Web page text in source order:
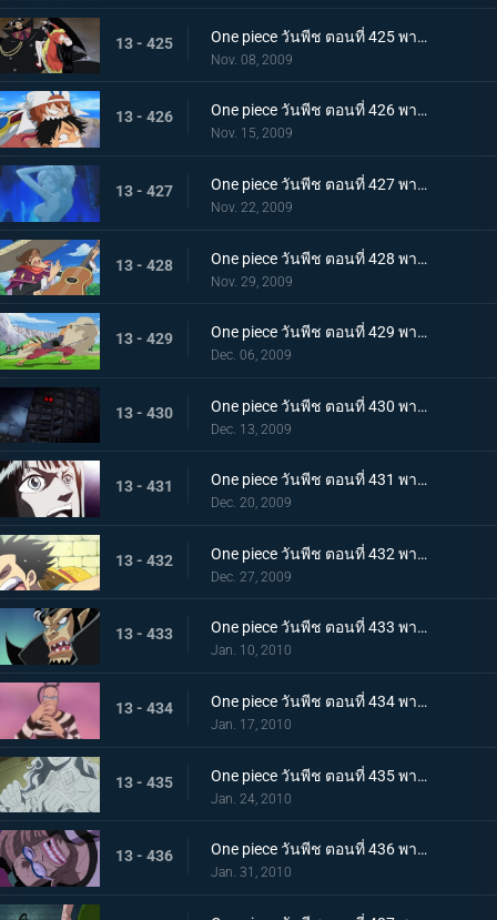
13 - 425 One piece วันพีช ตอนที่ 425 พากย์ไทย ชายที่แข็งแกร่งที่สุดในคุก! มนุษย์พิษร้ายพัศดีมาเจลแลน
Nov. 08, 2009
13 - 426 One piece วันพีช ตอนที่ 426 พากย์ไทย ตอนพิเศษก่อนเข้าภาคมูฟวี่ ความทะเยอทะยานของราชสีห์ทองคำที่เริ่มเคลื่อนไหว!
Nov. 15, 2009
13 - 427 One piece วันพีช ตอนที่ 427 พากย์ไทย ตอนพิเศษก่อนเข้าภาคมูฟวี่! ลิตเติ้ลอีสต์บลูที่ถูกหมายตา!
Nov. 22, 2009
13 - 428 One piece วันพีช ตอนที่ 428 พากย์ไทย ตอนพิเศษก่อนเข้าภาคมูฟวี่! โจรสลัดอามิโก้บุกโจมตี!
Nov. 29, 2009
13 - 429 One piece วันพีช ตอนที่ 429 พากย์ไทย ตอนพิเศษก่อนเข้าภาคมูฟวี่! ศึกชี้ชะตา ลูฟี่ ปะทะ ลาร์โก้
Dec. 06, 2009
13 - 430 One piece วันพีช ตอนที่ 430 พากย์ไทย เจ็ดเทพโจรสลัดที่ถูกจองจำ! ชายชาตรีแห่งท้องทะเล "จินเบ"
Dec. 13, 2009
13 - 431 One piece วันพีช ตอนที่ 431 พากย์ไทย กับดักของหัวหน้าผู้คุมชัลเดร! เลเวล 3 นรกแห่งความอดอยาก
Dec. 20, 2009
13 - 432 One piece วันพีช ตอนที่ 432 พากย์ไทย หงส์ขาวที่ถูกปลดปล่อย! พบกันอีกครั้งกับบอนเคร
Dec. 27, 2009
13 - 433 One piece วันพีช ตอนที่ 433 พากย์ไทย พัศดีมาเจลแลนเริ่มเคลื่อนไหว จนตรอก!หมวกฟางถูกล้อม
Jan. 10, 2010
13 - 434 One piece วันพีช ตอนที่ 434 พากย์ไทย กำลังพลทั้งหมดมารวมตัว! ศึกตัดสินที่เลเวล 4 นรกไฟโลกันต์
Jan. 17, 2010
13 - 435 One piece วันพีช ตอนที่ 435 พากย์ไทย มาเจลแลนสุดแกร่ง! บอนเครหลบหนีโดยไม่สู้!
Jan. 24, 2010
13 - 436 One piece วันพีช ตอนที่ 436 พากย์ไทย รู้ผลแพ้ชนะ! ลูฟี่ทุ่มชีวิตโจมตีครั้งสุดท้าย
Jan. 31, 2010